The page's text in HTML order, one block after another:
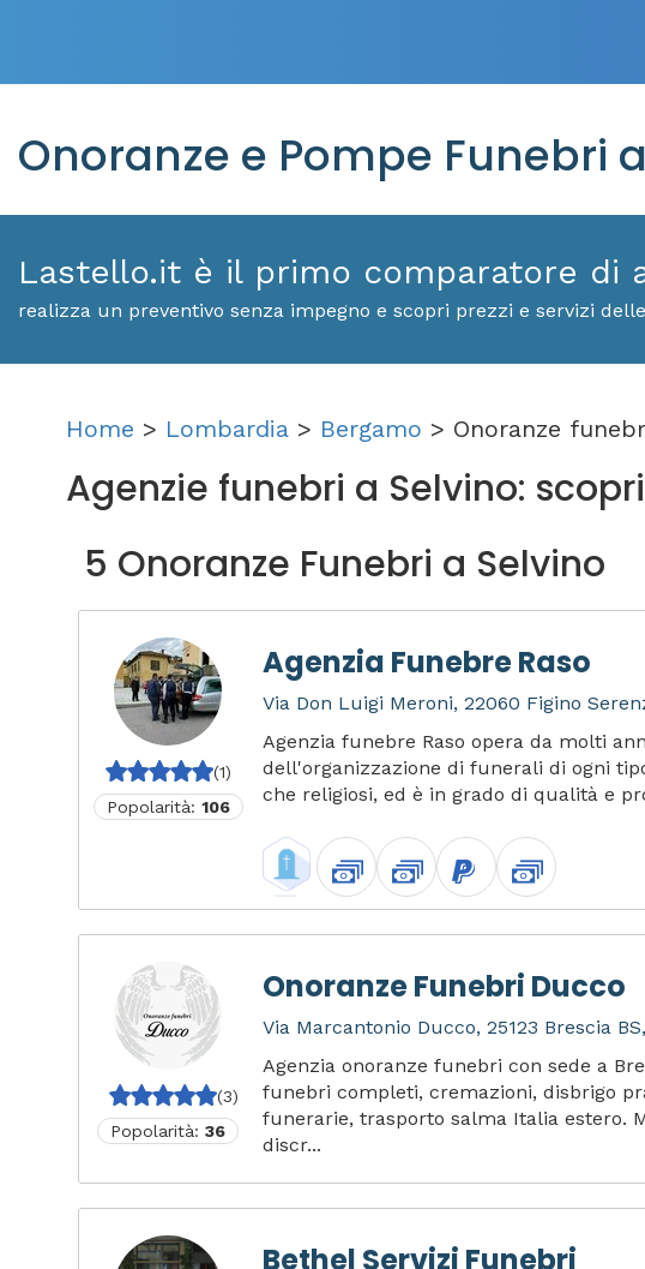
Onoranze e Pompe Funebri
Lastello.it è il primo comparatore di
realizza un preventivo senza impegno e scopri prezzi e servizi
Home > Lombardia > Bergamo > Onoranze
Agenzie funebri a Selvino:
5 Onoranze Funebri a Selvino
(1)
Popolarità: 106
Agenzia Funebre Raso
Via Don Luigi Meroni, 22060 Figino
Agenzia funebre Raso opera da molti
dell'organizzazione di funerali di ogni
che religiosi, ed è in grado di qualità e
(3)
Popolarità:36
Onoranze Funebri Ducco
Via Marcantonio Ducco, 25123 Brescia
Agenzia onoranze funebri con sede a
funebri completi, cremazioni, disbrigo
funerarie, trasporto salma Italia estero.
discr...
Bethel Servizi Funebri